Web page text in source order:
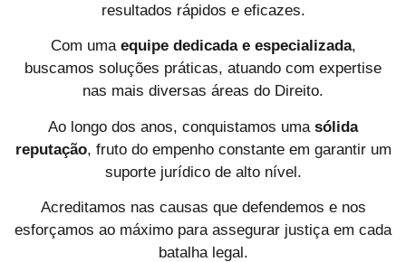
resultados rápidos e eficazes.
Com uma equipe dedicada e especializada,
buscamos soluções práticas, atuando com expertise
nas mais diversas áreas do Direito.
Ao longo dos anos, conquistamos uma sólida
reputação, fruto do empenho constante em garantir um
suporte jurídico de alto nível.
Acreditamos nas causas que defendemos e nos
esforçamos ao máximo para assegurar justiça em cada
batalha legal.